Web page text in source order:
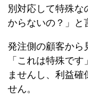
別対応して特殊な
からないの？」と
発注側の顧客から
「これは特殊で
ませんし、利益確
せん。